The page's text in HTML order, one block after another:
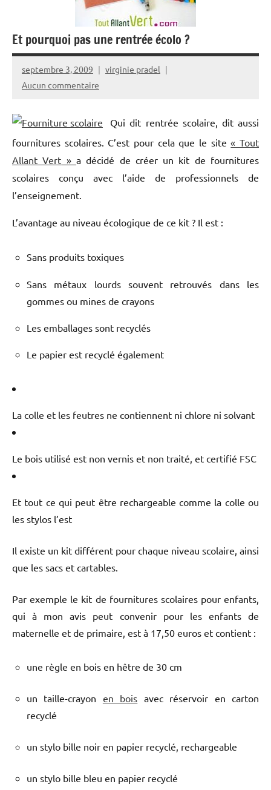
Et pourquoi pas une rentrée écolo ?
septembre 3, 2009
virginie pradel
Aucun commentaire
Qui dit rentrée scolaire, dit aussi
fournitures scolaires. C’est pour cela que le site« Tout
Allant Vert » a décidé de créer un kit de fournitures
scolaires conçu avec l’aide de professionnels de
l’enseignement.
L’avantage au niveau écologique de ce kit ? Il est :
Sans produits toxiques
Sans métaux lourds souvent retrouvés dans les
gommes ou mines de crayons
Les emballages sont recyclés
Le papier est recyclé également
La colle et les feutres ne contiennent ni chlore ni solvant
Le bois utilisé est non vernis et non traité, et certifié FSC
Et tout ce qui peut être rechargeable comme la colle ou
les stylos l’est
Il existe un kit différent pour chaque niveau scolaire, ainsi
que les sacs et cartables.
Par exemple le kit de fournitures scolaires pour enfants,
quià mon avis peut convenir pour les enfants de
maternelle et de primaire, est à 17,50 euros et contient :
une règle en bois en hêtre de 30 cm
un taille-crayon en bois avec réservoir en carton
recyclé
un stylo bille noir en papier recyclé, rechargeable
un stylo bille bleu en papier recyclé